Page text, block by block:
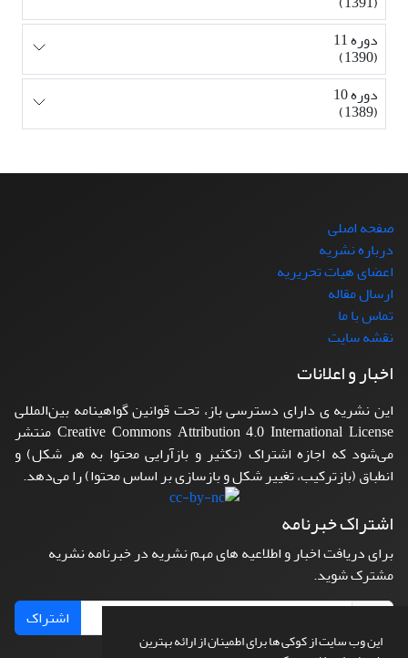
این وب سایت از کوکی ها برای اطمینان از ارائه بهترین
دوره 11
(1390)
دوره 10
(1389)
صفحه اصلی
درباره نشریه
اعضای هیات تحریریه
ارسال مقاله
تماس با ما
نقشه سایت
اخبار و اعلانات
این نشریه ی دارای دسترسی باز، تحت قوانین گواهینامه بین‌المللی
Creative Commons Attribution 4.0 International License منتشر
می‌شود که اجازه اشتراک (تکثیر و بازآرایی محتوا به هر شکل) و
انطباق (بازترکیب، تغییر شکل و بازسازی بر اساس محتوا) را می‌دهد.
اشتراک خبرنامه
برای دریافت اخبار و اطلاعیه های مهم نشریه در خبرنامه نشریه
مشترک شوید.
اشتراک